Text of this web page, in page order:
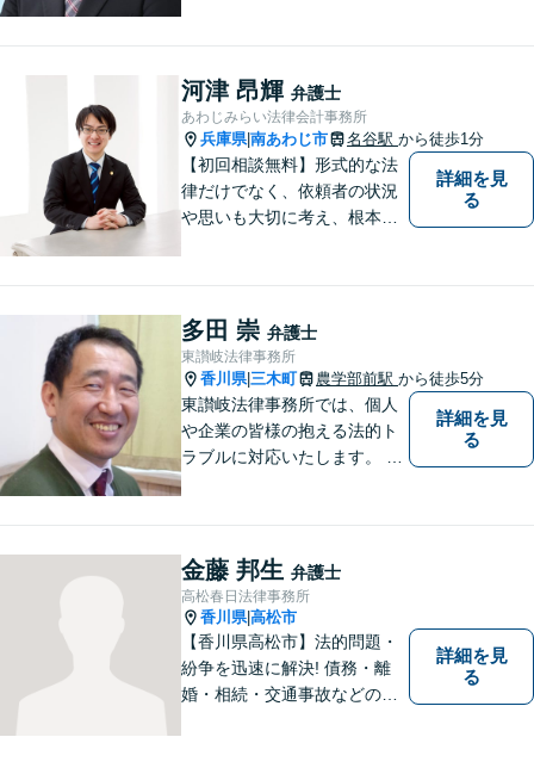
河津 昂輝 弁護士
あわじみらい法律会計事務所
兵庫県|南あわじ市 名谷駅 から徒歩1分
【初回相談無料】形式的な法
律だけでなく、依頼者の状況
や思いも大切に考え、根本的
とりに合ったサポートを心が
けています。【夜間・休日相
談可能】【オンライン出張相
談可】
詳細を見
る
多田 崇 弁護士
東讃岐法律事務所
香川県| 三木町 農学部前駅 から徒歩5分
東讃岐法律事務所では、個人
や企業の皆様の抱える法的ト
ラブルに対応いたします。 高
詳細を見
る
金藤 邦生 弁護士
高松春日法律事務所
香川県|高松市
【香川県高松市】法的問題・
紛争を迅速に解決! 債務・離
婚・相続・交通事故などの問
詳細を見
る